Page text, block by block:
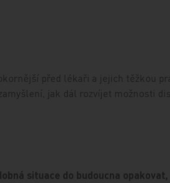
před lékaři a jejich těžkou
jak dál rozvíjet možnosti
situace do budoucna opakovat,